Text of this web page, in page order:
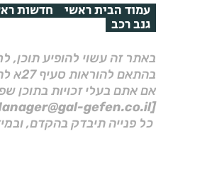
עמוד הבית ראשי חדשות
גנב רכב
באתר זה עשוי להופיע תוכן,
בהתאם להוראות סעיף 27א לחוק זכויות יוצרים, התשס"ח–2007.
אם אתם בעלי זכויות בתוכן
[Manager@gal-gefen.co.il]
כל פנייה תיבדק בהקדם,